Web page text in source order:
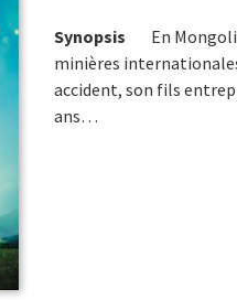
Synopsis
En
minières
accident, son fils
ans…